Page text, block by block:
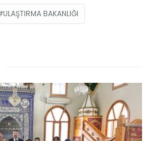
ULAŞTIRMA BAKANLIĞI